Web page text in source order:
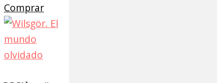
Comprar